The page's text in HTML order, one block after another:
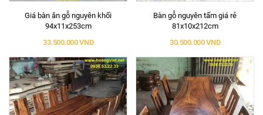
Giá bàn ăn gỗ nguyên khối
94x11x253cm
33.500.000 VND
Bàn gỗ nguyên tấm giá rẻ
81x10x212cm
30.500.000 VND